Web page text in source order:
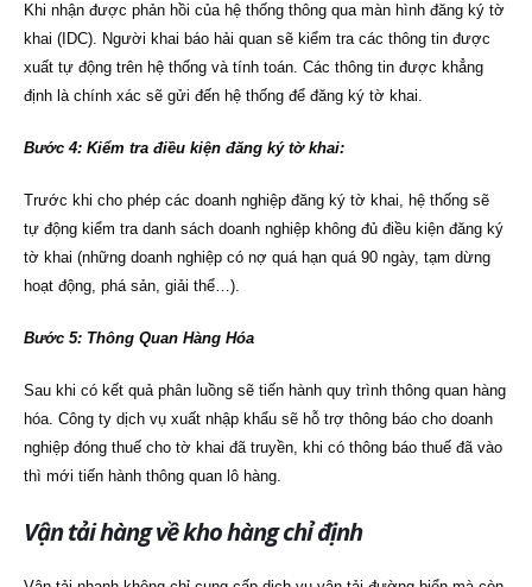
Khi nhận được phản hồi của hệ thống thông qua màn hình đăng ký tờ
khai (IDC). Người khai báo hải quan sẽ kiểm tra các thông tin được
xuất tự động trên hệ thống và tính toán. Các thông tin được khẳng
định là chính xác sẽ gửi đến hệ thống để đăng ký tờ khai.
Bước 4: Kiểm tra điều kiện đăng ký tờ khai:
Trước khi cho phép các doanh nghiệp đăng ký tờ khai, hệ thống sẽ
tự động kiểm tra danh sách doanh nghiệp không đủ điều kiện đăng ký
tờ khai (những doanh nghiệp có nợ quá hạn quá 90 ngày, tạm dừng
hoạt động, phá sản, giải thể…).
Bước 5: Thông Quan Hàng Hóa
Sau khi có kết quả phân luồng sẽ tiến hành quy trình thông quan hàng
hóa. Công ty dịch vụ xuất nhập khẩu sẽ hỗ trợ thông báo cho doanh
nghiệp đóng thuế cho tờ khai đã truyền, khi có thông báo thuế đã vào
thì mới tiến hành thông quan lô hàng.
Vận tải hàng về kho hàng chỉ định